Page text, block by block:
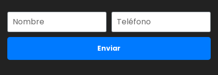
Enviar